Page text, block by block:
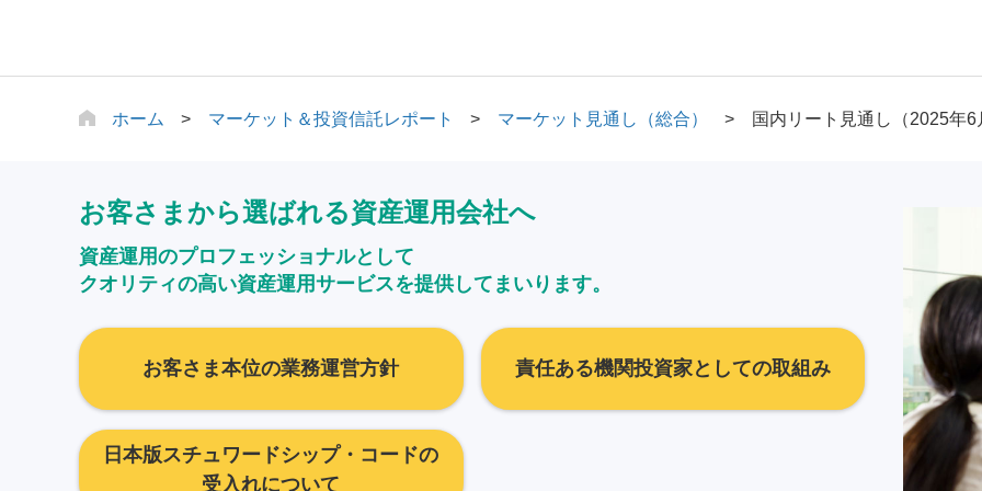
ホーム マーケット＆投資信託レポート マーケット見通し（総合） 国内リート見通し（2025年6
お客さまから選ばれる資産運用会社へ
資産運用のプロフェッショナルとして
クオリティの高い資産運用サービスを提供してまいります。
お客さま本位の業務運営方針 責任ある機関投資家としての取組み
日本版スチュワードシップ・コードの
受入れについて